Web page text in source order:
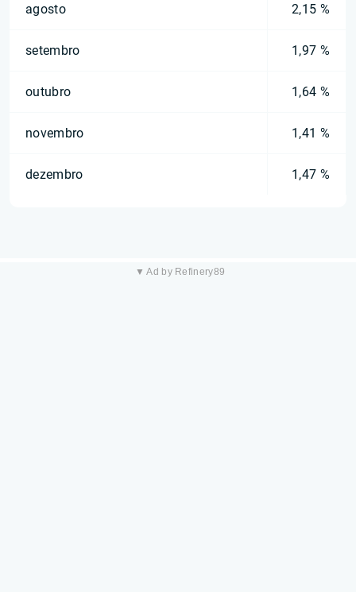
agosto 2,15 %
setembro 1,97 %
outubro 1,64 %
novembro 1,41 %
dezembro 1,47 %
▼ Ad by Refinery89